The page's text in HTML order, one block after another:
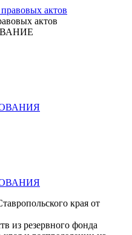
актов
края от
из резервного фонда